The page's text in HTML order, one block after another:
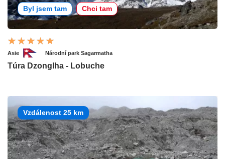
Byl jsem tam Chci tam
Asie Národní park Sagarmatha
Túra Dzonglha - Lobuche
Vzdálenost 25 km